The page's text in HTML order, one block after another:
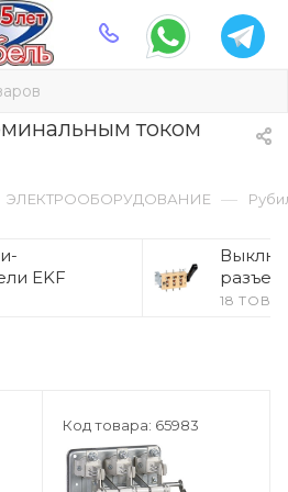
током
ЭЛЕКТРООБОРУДОВАНИЕ —
EKF
18
Код товара: 65983